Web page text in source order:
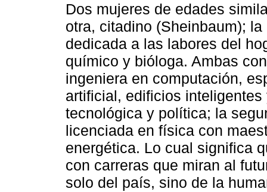
Dos mujeres de edades
otra, citadino (Sheinbaum);
dedicada a las labores del
químico y bióloga. Ambas
ingeniera en computación,
artificial, edificios
tecnológica y política; la
licenciada en física con
energética. Lo cual significa
con carreras que miran al
solo del país, sino de la